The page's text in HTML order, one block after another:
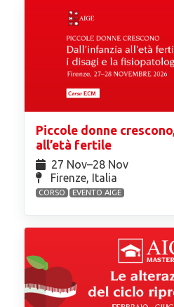
Piccole donne
all’età fertile
27 Nov⁠–28 Nov
Firenze, Italia
CORSO EVENTO AIGE